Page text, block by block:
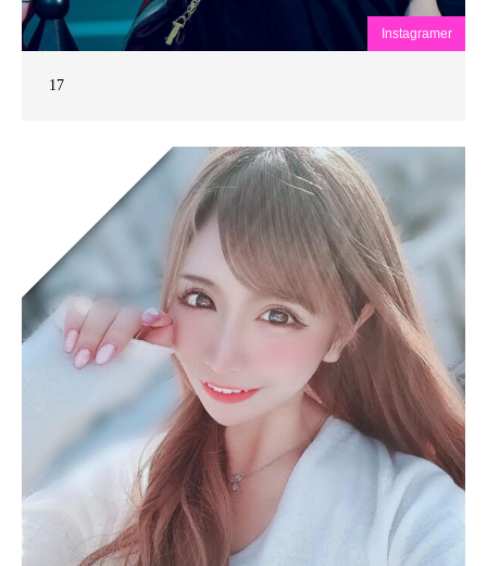
Instagramer
17